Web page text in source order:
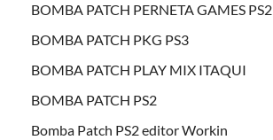
BOMBA PATCH PERNETA GAMES PS2
BOMBA PATCH PKG PS3
BOMBA PATCH PLAY MIX ITAQUI
BOMBA PATCH PS2
Bomba Patch PS2 editor Workin